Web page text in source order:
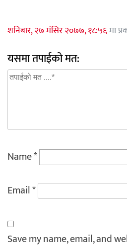
शनिबार, २७ मंसिर २०७७, १८:५६मा
यसमा तपाईको मत:
Name*
Email*
Save my name, email, and